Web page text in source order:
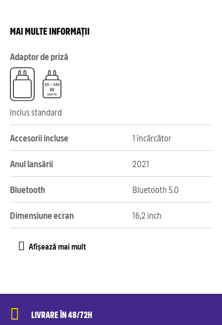
MAI MULTE INFORMAȚII
Adaptor de priză
Inclus standard
Accesorii incluse 1 încărcător
Anul lansării 2021
Bluetooth Bluetooth 5.0
Dimensiune ecran 16,2 inch
LIVRARE ÎN 48/72H